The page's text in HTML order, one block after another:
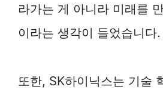
라가는 게 아니라 미래를
이라는 생각이 들었습니다.
또한, SK하이닉스는 기술